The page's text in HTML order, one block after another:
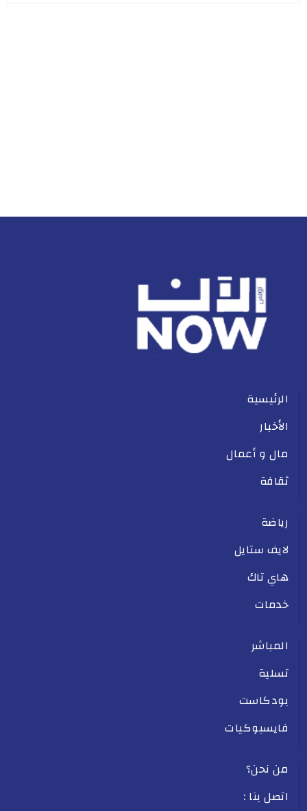
الرئيسية
الأخبار
مال و أعمال
ثقافة
رياضة
لايف ستايل
هاي تاك
خدمات
المباشر
تسلية
بودكاست
فايسبوكيات
من نحن؟
اتصل بنا :